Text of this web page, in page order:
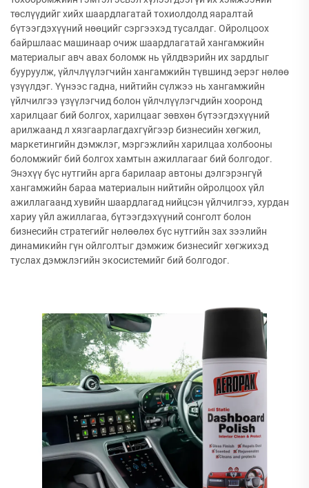
төслүүдийг хийх шаардлагатай тохиолдолд яаралтай
бүтээгдэхүүний нөөцийг сэргээхэд тусалдаг. Ойролцоох
байршлаас машинаар очиж шаардлагатай хангамжийн
материалыг авч авах боломж нь үйлдвэрийн их зардлыг
бууруулж, үйлчлүүлэгчийн хангамжийн түвшинд эерэг нөлөө
үзүүлдэг. Үүнээс гадна, нийтийн сүлжээ нь хангамжийн
үйлчилгээ үзүүлэгчид болон үйлчлүүлэгчдийн хооронд
харилцааг бий болгох, харилцааг зөвхөн бүтээгдэхүүний
арилжаанд л хязгаарлагдахгүйгээр бизнесийн хөгжил,
маркетингийн дэмжлэг, мэргэжлийн харилцаа холбооны
боломжийг бий болгох хамтын ажиллагааг бий болгодог.
Энэхүү бүс нутгийн арга барилаар автоны дэлгэрэнгүй
хангамжийн бараа материалын нийтийн ойролцоох үйл
ажиллагаанд хувийн шаардлагад нийцсэн үйлчилгээ, хурдан
хариу үйл ажиллагаа, бүтээгдэхүүний сонголт болон
бизнесийн стратегийг нөлөөлөх бүс нутгийн зах зээлийн
динамикийн гүн ойлголтыг дэмжиж бизнесийг хөгжихэд
туслах дэмжлэгийн экосистемийг бий болгодог.